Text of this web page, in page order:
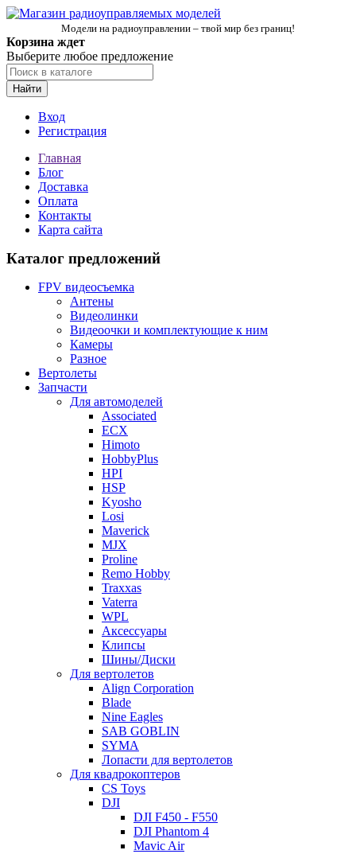
Модели на радиоуправлении – твой мир без границ!
Корзина ждет
Выберите любое предложение
Найти
Вход
Регистрация
Главная
Блог
Доставка
Оплата
Контакты
Карта сайта
Каталог предложений
FPV видеосъемка
Антены
Видеолинки
Видеоочки и комплектующие к ним
Камеры
Разное
Вертолеты
Запчасти
Для автомоделей
Associated
ECX
Himoto
HobbyPlus
HPI
HSP
Kyosho
Losi
Maverick
MJX
Proline
Remo Hobby
Traxxas
Vaterra
WPL
Аксессуары
Клипсы
Шины/Диски
Для вертолетов
Align Corporation
Blade
Nine Eagles
SAB GOBLIN
SYMA
Лопасти для вертолетов
Для квадрокоптеров
CS Toys
DJI
DJI F450 - F550
DJI Phantom 4
Mavic Air